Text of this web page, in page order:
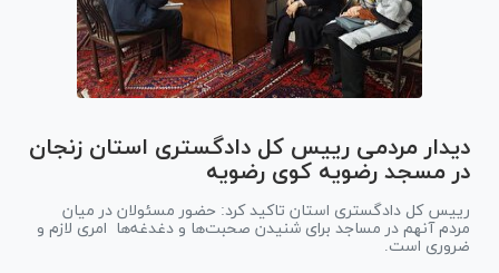
دیدار مردمی رییس کل دادگستری استان زنجان
در مسجد رضویه کوی رضویه
رییس کل دادگستری استان تاکید کرد: حضور مسئولان در میان
مردم آنهم در مساجد برای شنیدن صحبت‌ها و دغدغه‌ها امری لازم و
ضروری است.